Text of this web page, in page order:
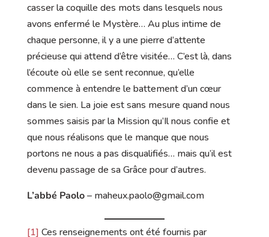
casser la coquille des mots dans lesquels nous
avons enfermé le Mystère… Au plus intime de
chaque personne, il y a une pierre d’attente
précieuse qui attend d’être visitée… C’est là, dans
l’écoute où elle se sent reconnue, qu’elle
commence à entendre le battement d’un cœur
dans le sien. La joie est sans mesure quand nous
sommes saisis par la Mission qu’Il nous confie et
que nous réalisons que le manque que nous
portons ne nous a pas disqualifiés… mais qu’il est
devenu passage de sa Grâce pour d’autres.
L’abbé Paolo– maheux.paolo@gmail.com
[1] Ces renseignements ont été fournis par